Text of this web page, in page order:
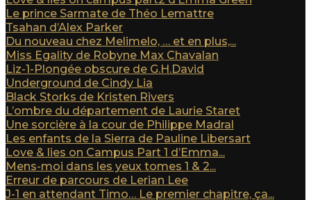
Le prince Sarmate de Théo Lemattre
Tsahan d’Alex Parker
Du nouveau chez Melimelo, … et en plus,...
Miss Egality de Robyne Max Chavalan
Liz-1-Plongée obscure de G.H.David
Underground de Cindy Lia
Black Storks de Kristen Rivers
L’ombre du département de Laurie Staret
Une sorcière à la cour de Philippe Madral
Les enfants de la Sierra de Pauline Libersart
Love & lies on Campus Part 1 d’Emma...
Mens-moi dans les yeux tomes 1 & 2...
Erreur de parcours de Lerian Lee
J-1 en attendant Timo… Le premier chapitre, ça...